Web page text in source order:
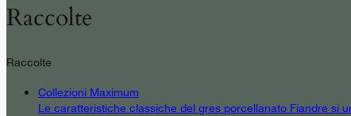
Raccolte
Raccolte
Collezioni Maximum
Le caratteristiche classiche del gres porcellanato Fiandre si